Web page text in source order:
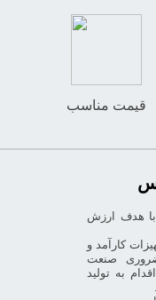
قیمت مناسب
گروه صنعتی ویترکس در سال 1389 با هدف ارزش
کارآمد و
ضروری صنعت
به تولید